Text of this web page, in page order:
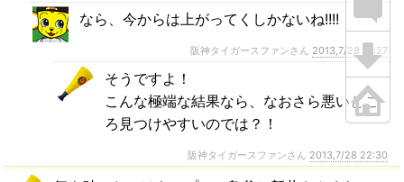
なら、今からは上がってくしかないね!!!!
阪神タイガースファンさん 2013,7/28 21:27
そうですよ！
こんな極端な結果なら、なおさら悪いとこ
ろ見つけやすいのでは？！
阪神タイガースファンさん 2013,7/28 22:30